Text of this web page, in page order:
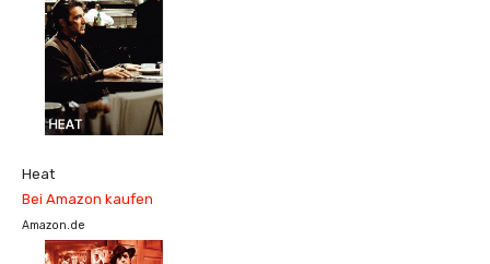
Heat
Bei Amazon kaufen
Amazon.de